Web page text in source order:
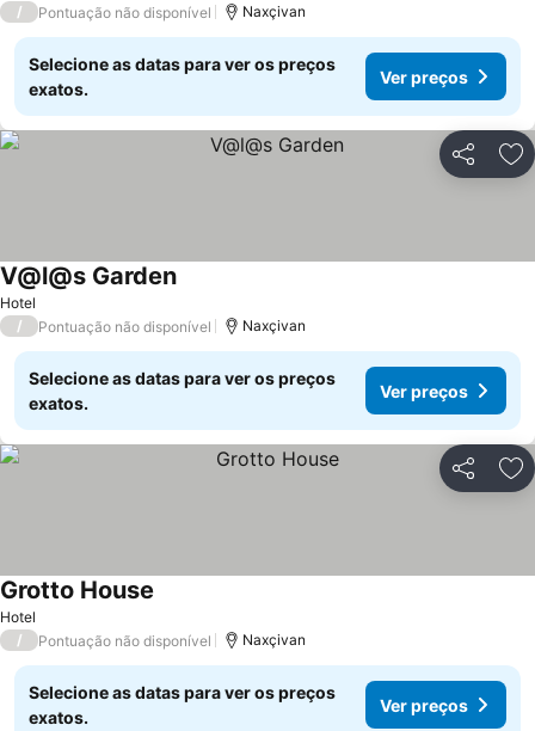
/ Pontuação não disponível Naxçivan
Selecione as datas para ver os preços
exatos.
Ver preços
Partilhar
Hotel
V@l@s GardenVer preços
/ Pontuação não disponível Naxçivan
Selecione as datas para ver os preços
exatos.
Ver preços
Partilhar
Hotel
Grotto House
/ Pontuação não disponível Naxçivan
Selecione as datas para ver os preços
exatos.
Ver preços